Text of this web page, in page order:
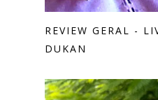
REVIEW GERAL -
DUKAN